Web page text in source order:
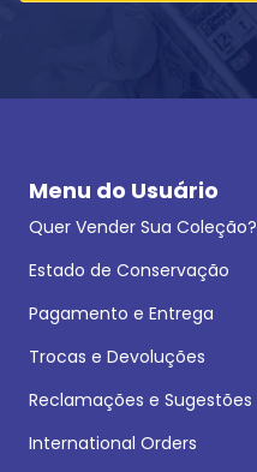
Menu do Usuário
Quer Vender Sua Coleção?
Estado de Conservação
Pagamento e Entrega
Trocas e Devoluções
Reclamações e Sugestões
International Orders